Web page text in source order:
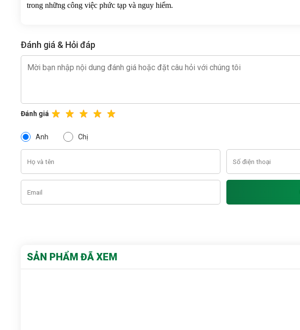
trong những công việc phức tạp và nguy hiểm.
Đánh giá & Hỏi đáp
Đánh giá
Anh Chị
SẢN PHẨM ĐÃ XEM